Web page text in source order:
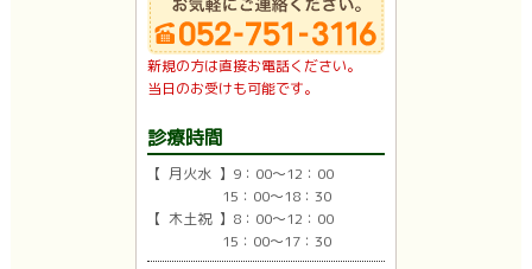
新規の方は直接お電話ください。
当日のお受けも可能です。
診療時間
【 月火水 】9：00〜12：00
15：00〜18：30
【 木土祝 】8：00〜12：00
15：00〜17：30